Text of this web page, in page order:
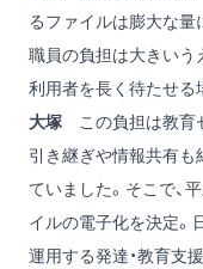
るファイルは膨大な量
職員の負担は大きいう
利用者を長く待たせる
大塚 この負担は教育
引き継ぎや情報共有も
ていました。そこで、
イルの電子化を決定。
運用する発達・教育支